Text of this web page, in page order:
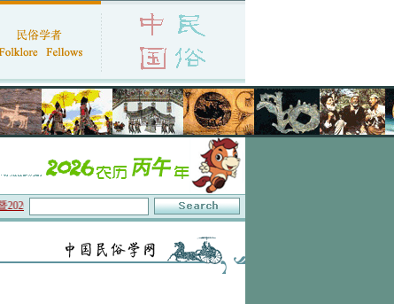
年会征文启事 ·保护非物质文化遗产政府间委员会通过中国民俗学会咨询地位复